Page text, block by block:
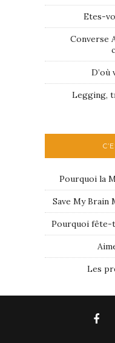
Etes-
Converse
D’où
Legging,
Pourquoi la
Save My Brain
Pourquoi fête-
Les